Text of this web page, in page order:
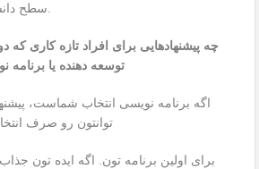
سطح دانششون منتشرش میکنن.
چه پیشنهادهایی برای افراد تازه کاری
توسعه دهنده یا
توانتون رو صرف
برای اولین برنامه تون. اگه ایده تون